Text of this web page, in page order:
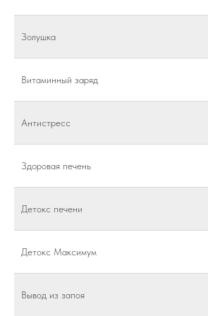
Золушка
Витаминный заряд
Антистресс
Здоровая печень
Детокс печени
Детокс Максимум
Вывод из запоя